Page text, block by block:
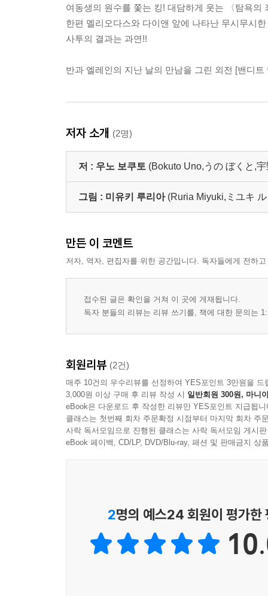
여동생의 원수를 쫓는 킹! 대담하게 웃는 〈탐욕의
한편 멜리오다스와 다이앤 앞에 나타난 무시무시
사투의 결과는 과연!!
반과 엘레인의 지난 날의 만남을 그린 외전 [밴디트
저자 소개 (2명)
저 : 우노 보쿠토 (Bokuto Uno,うの ぼくと,
그림 : 미유키 루리아 (Ruria Miyuki,ミユキ
만든 이 코멘트
저자, 역자, 편집자를 위한 공간입니다. 독자들에게 전하
접수된 글은 확인을 거쳐 이 곳에 게재됩니다.
독자 분들의 리뷰는 리뷰 쓰기를, 책에 대한 문의는
회원리뷰 (2건)
매주 10건의 우수리뷰를 선정하여 YES포인트 3만원을 드
3,000원 이상 구매 후 리뷰 작성 시 일반회원 300원, 마니
eBook은 다운로드 후 작성한 리뷰만 YES포인트 지급됩니
클래스는 첫번째 회차 주문확정 시점부터 마지막 회차 주
사락 독서모임으로 진행된 클래스는 사락 독서모임 게시
eBook 페이백, CD/LP, DVD/Blu-ray, 패션 및 판매금지 상
2명의 예스24 회원이 평가한